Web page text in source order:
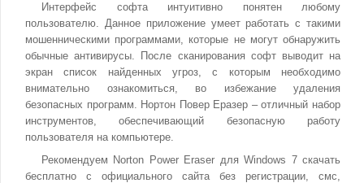
Интерфейс софта интуитивно понятен любому
пользователю. Данное приложение умеет работать с такими
мошенническими программами, которые не могут обнаружить
обычные антивирусы. После сканирования софт выводит на
экран список найденных угроз, с которым необходимо
внимательно ознакомиться, во избежание удаления
безопасных программ. Нортон Повер Еразер – отличный набор
инструментов, обеспечивающий безопасную работу
пользователя на компьютере.
Рекомендуем Norton Power Eraser для Windows 7 скачать
бесплатно с официального сайта без регистрации, смс,